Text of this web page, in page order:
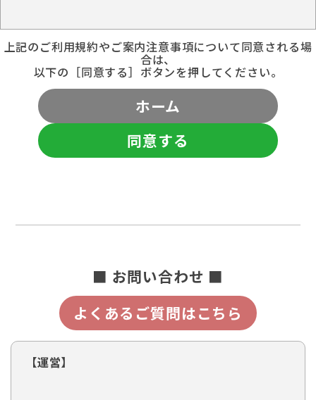
上記のご利用規約やご案内注意事項について同意される場
合は、
以下の［同意する］ボタンを押してください。
ホーム
同意する
■ お問い合わせ ■
よくあるご質問はこちら
【運営】